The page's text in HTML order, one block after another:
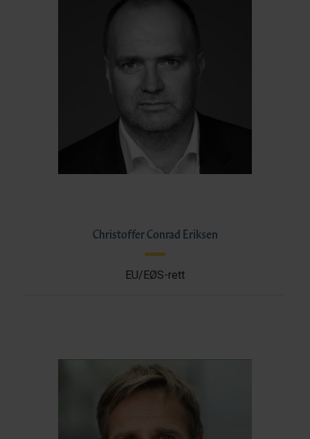
Christoffer Conrad Eriksen
EU/EØS-rett